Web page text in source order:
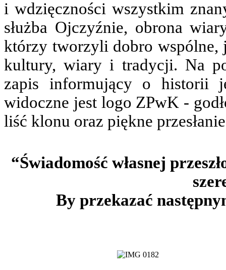
i wdzięczności wszystkim
służba Ojczyźnie, obrona
którzy tworzyli dobro
kultury, wiary i tradycji. Na
zapis informujący o historii
widoczne jest logo ZPwK -
liść klonu oraz piękne
“Świadomość własnej
By przekazać